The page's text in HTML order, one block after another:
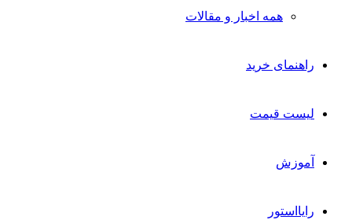
همه اخبار و مقالات
راهنمای خرید
لیست قیمت
آموزش
رایااستور